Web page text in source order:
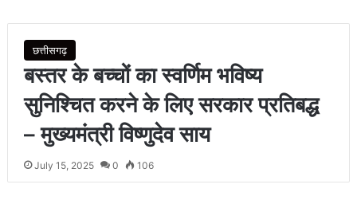
छत्तीसगढ़
बस्तर के बच्चों का स्वर्णिम भविष्य
सुनिश्चित करने के लिए सरकार प्रतिबद्ध
– मुख्यमंत्री विष्णुदेव साय
July 15, 2025 0 106